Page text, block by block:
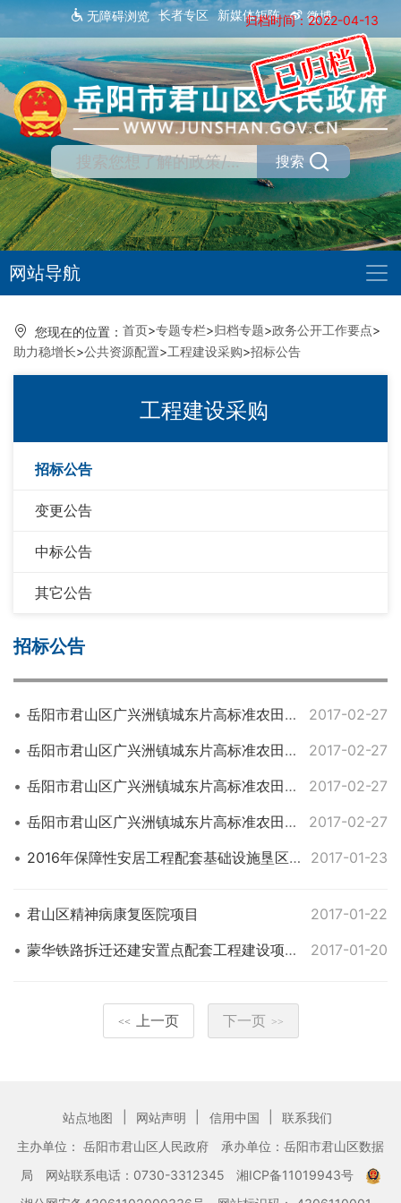
归档时间：2022-04-13
无障碍浏览 长者专区 新媒体矩阵 微博
搜索
网站导航
您现在的位置： 首页>专题专栏>归档专题>政务公开工作要点>
助力稳增长>公共资源配置>工程建设采购>招标公告
工程建设采购
招标公告
变更公告
中标公告
其它公告
招标公告
岳阳市君山区广兴洲镇城东片高标准农田建设项目（ 第四标段 ）
2017-02-27
岳阳市君山区广兴洲镇城东片高标准农田建设项目（ 第一标段 ）
2017-02-27
岳阳市君山区广兴洲镇城东片高标准农田建设项目（第三标段 ）
2017-02-27
岳阳市君山区广兴洲镇城东片高标准农田建设项目（ 第二标段 ）
2017-02-27
2016年保障性安居工程配套基础设施垦区岳西危改小区外凌云路道路硬化工程和保障性安居工程（垦区）松湖危改小区外配套基础设施建设项目
2017-01-23
君山区精神病康复医院项目
2017-01-22
蒙华铁路拆迁还建安置点配套工程建设项目施工招标
2017-01-20
<< 上一页 下一页 >>
站点地图 网站声明 信用中国
联系我们
主办单位： 岳阳市君山区人民政府
承办单位：岳阳市君山区数据
局
网站联系电话：0730-3312345
湘ICP备11019943号